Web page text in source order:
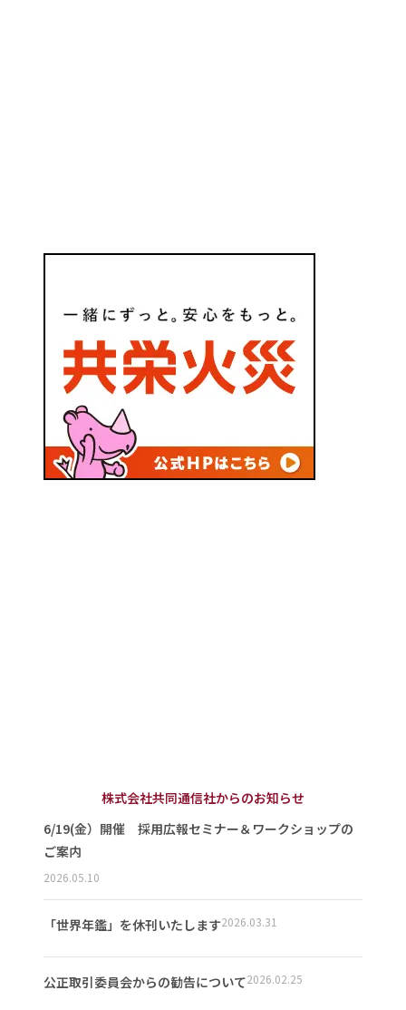
株式会社共同通信社からのお知らせ
6/19(金）開催 採用広報セミナー＆ワークショップの
ご案内
2026.05.10
「世界年鑑」を休刊いたします2026.03.31
公正取引委員会からの勧告について2026.02.25